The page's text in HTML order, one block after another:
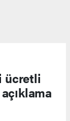
ücretli